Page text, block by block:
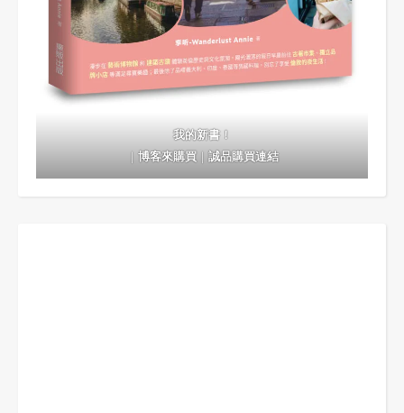
我的新書！
｜博客來購買｜誠品購買連結